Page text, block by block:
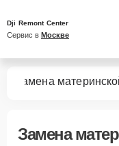
Dji Remont Center
Сервис в Москве
Замена
Замена